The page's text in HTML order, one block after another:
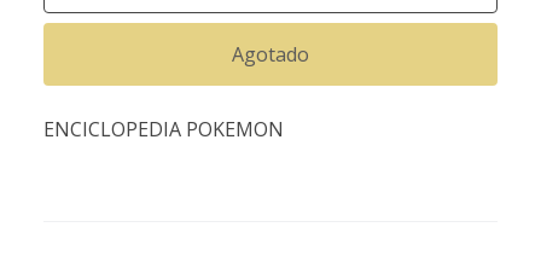
Agotado
ENCICLOPEDIA POKEMON